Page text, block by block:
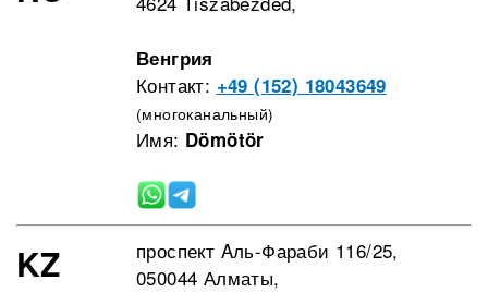
Венгрия
Контакт: +49 (152) 18043649
(многоканальный)
Имя: Dömötör
KZ
проспект Aль-Фараби 116/25,
050044 Алматы,